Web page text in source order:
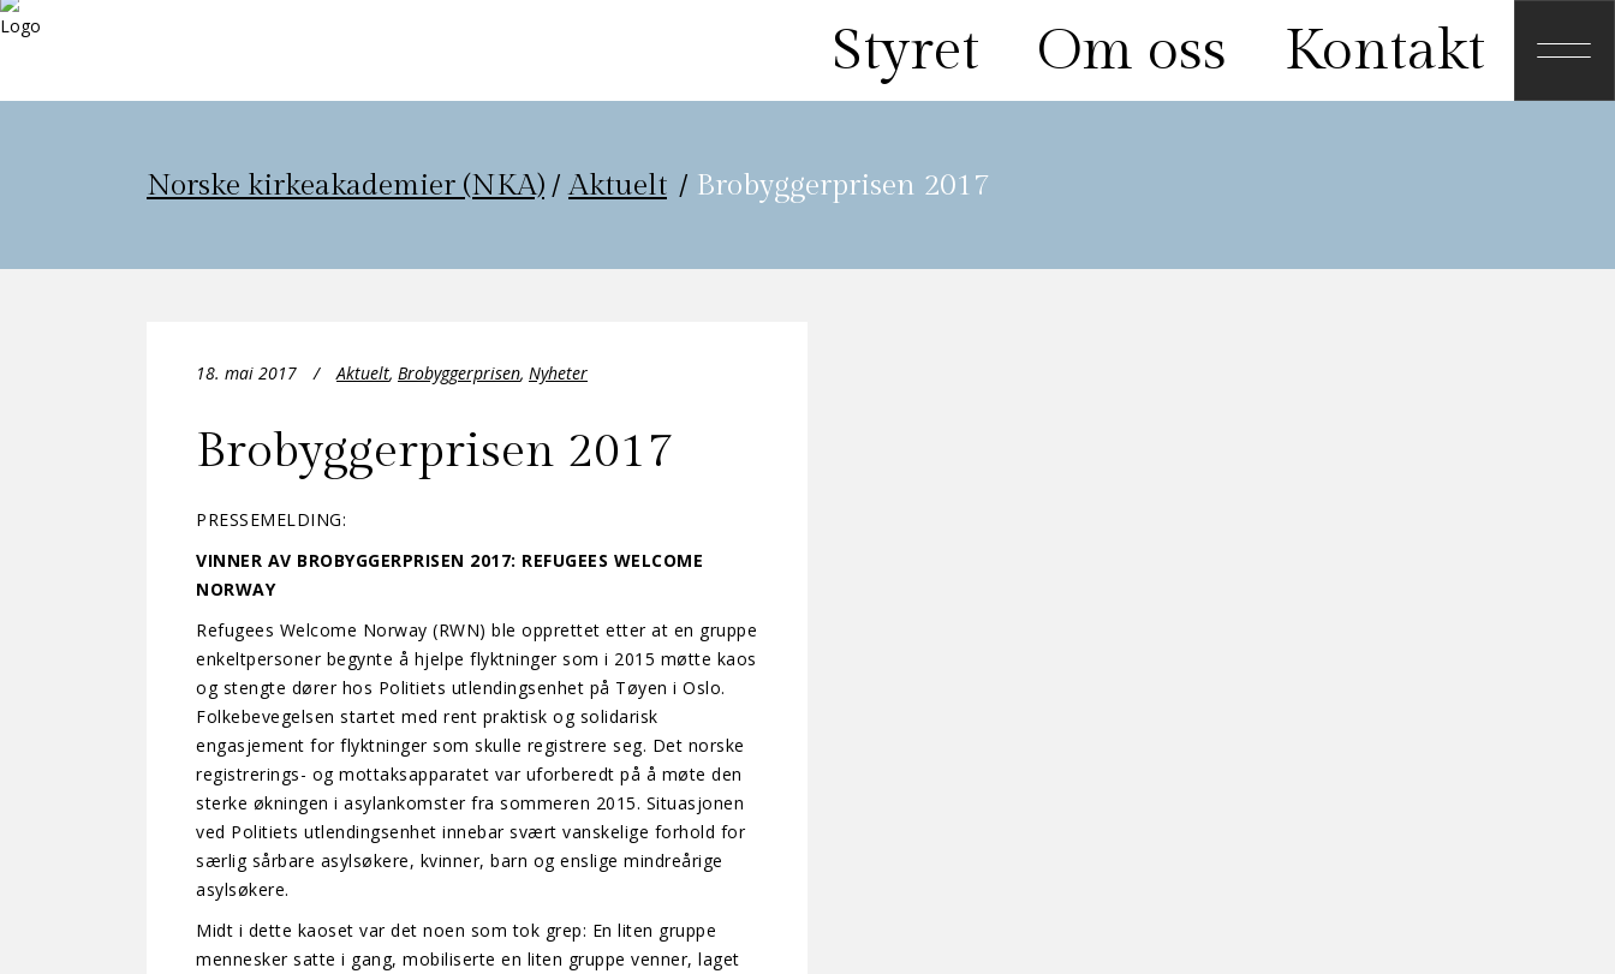
Styret Om oss Kontakt
Norske kirkeakademier (NKA) /Aktuelt / Brobyggerprisen 2017
18. mai 2017 Aktuelt, Brobyggerprisen, Nyheter
Brobyggerprisen 2017
PRESSEMELDING:
VINNER AV BROBYGGERPRISEN 2017: REFUGEES WELCOME
NORWAY
Refugees Welcome Norway (RWN) ble opprettet etter at en gruppe
enkeltpersoner begynte å hjelpe flyktninger som i 2015 møtte kaos
og stengte dører hos Politiets utlendingsenhet på Tøyen i Oslo.
Folkebevegelsen startet med rent praktisk og solidarisk
engasjement for flyktninger som skulle registrere seg. Det norske
registrerings- og mottaksapparatet var uforberedt på å møte den
sterke økningen i asylankomster fra sommeren 2015. Situasjonen
ved Politiets utlendingsenhet innebar svært vanskelige forhold for
særlig sårbare asylsøkere, kvinner, barn og enslige mindreårige
asylsøkere.
Midt i dette kaoset var det noen som tok grep: En liten gruppe
mennesker satte i gang, mobiliserte en liten gruppe venner, laget